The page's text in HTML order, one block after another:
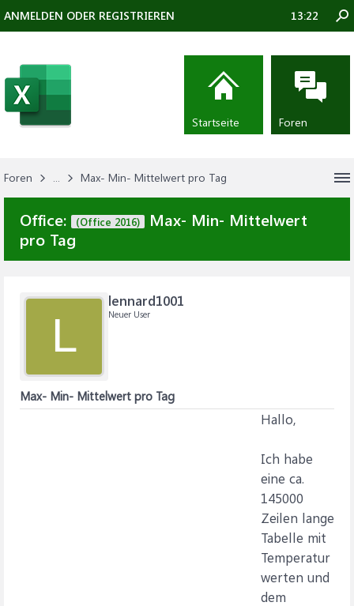
Foren ... Max- Min- Mittelwert pro Tag
Office: (Office 2016)
Max- Min- Mittelwert
pro Tag
L
lennard1001
Neuer User
Max- Min- Mittelwert pro Tag
Hallo,
Ich habe
eine ca.
145000
Zeilen lange
Tabelle mit
Temperatur
werten und
dem
ANMELDEN ODER REGISTRIEREN 13:22
Startseite Foren